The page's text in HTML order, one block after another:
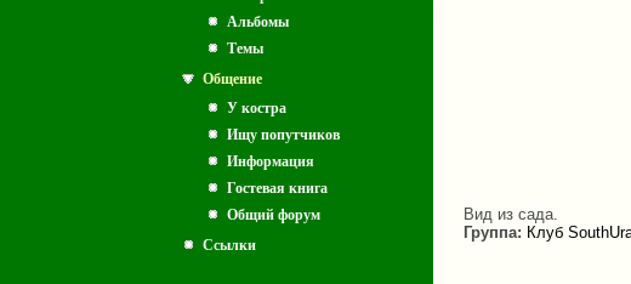
Альбомы
Темы
Общение
У костра
Ищу попутчиков
Информация
Гостевая книга
Общий форум
Ссылки
Вид из сада.
Группа: Клуб